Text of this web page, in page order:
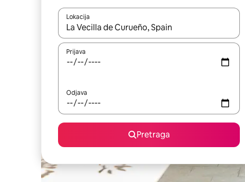
Lokacija
Kad su rezultati dostupni, možete da se krećete kroz
Prijava
Odjava
Pretraga